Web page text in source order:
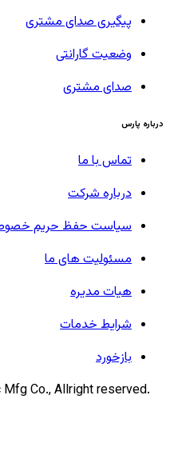
پیگیری صدای مشتری
وضعیت گارانتی
صدای مشتری
درباره پارس
تماس با ما
درباره شرکت
سیاست حفظ حریم
مسئولیت های ما
هیات مدیره
شرایط خدمات
بازخورد
Mfg Co., Allright reserved.